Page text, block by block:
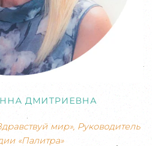
ДМИТРИЕВНА
мир», Руководитель
«Палитра»